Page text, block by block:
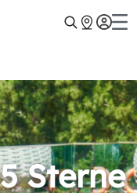
Sterne